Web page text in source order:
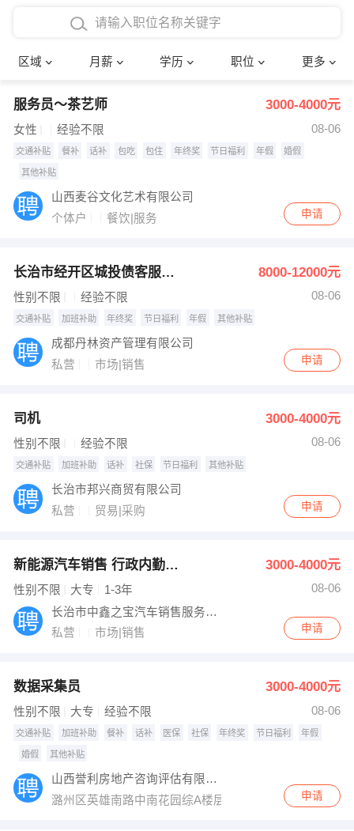
区域 月薪 学历 职位 更多
4000-5000元
8000-12000元
12000-20000元
博士
文员 护士
财务会计 传单派发
网络IT
快递员
收银员
水电/机修
编辑 法律
保洁
跟单
确定
服务员～茶艺师 3000-4000元
女性 经验不限 08-06
交通补贴 餐补 话补 包吃 包住 年终奖 节日福利 年假 婚假
其他补贴
山西麦谷文化艺术有限公司
个体户
餐饮|服务 申请
长治市经开区城投债客服人员 8000-12000元
性别不限 经验不限 08-06
交通补贴 加班补助 年终奖 节日福利 年假 其他补贴
成都丹林资产管理有限公司
私营
市场|销售 申请
司机 3000-4000元
性别不限 经验不限 08-06
交通补贴 加班补助 话补 社保 节日福利 其他补贴
长治市邦兴商贸有限公司
私营
贸易|采购 申请
新能源汽车销售 行政内勤专员 3000-4000元
性别不限 大专 1-3年
08-06
长治市中鑫之宝汽车销售服务有限公司
私营
市场|销售 申请
数据采集员 3000-4000元
性别不限 大专 经验不限 08-06
交通补贴 加班补助 餐补 话补 医保 社保 年终奖 节日福利 年假
婚假 其他补贴
山西誉利房地产咨询评估有限公司
潞州区英雄南路中南花园综A楼层
申请